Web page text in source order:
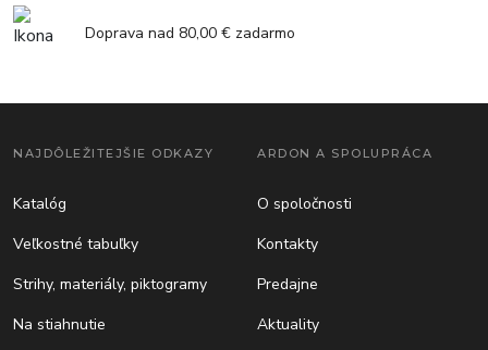
Doprava nad 80,00 € zadarmo
NAJDÔLEŽITEJŠIE ODKAZY
Katalóg
Veľkostné tabuľky
Strihy, materiály, piktogramy
Na stiahnutie
ARDON A SPOLUPRÁCA
O spoločnosti
Kontakty
Predajne
Aktuality